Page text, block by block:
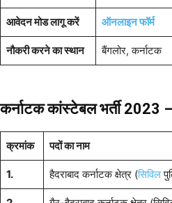
आवेदन मोड लागू करें ऑनलाइन फॉर्म
नौकरी करने का स्थान बैंगलोर, कर्नाटक
कर्नाटक कांस्टेबल भर्ती 2023 –
क्रमांक पदों का नाम
1. हैदराबाद कर्नाटक क्षेत्र (सिविल